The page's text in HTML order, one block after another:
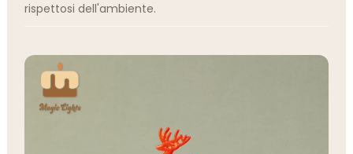
rispettosi dell'ambiente.